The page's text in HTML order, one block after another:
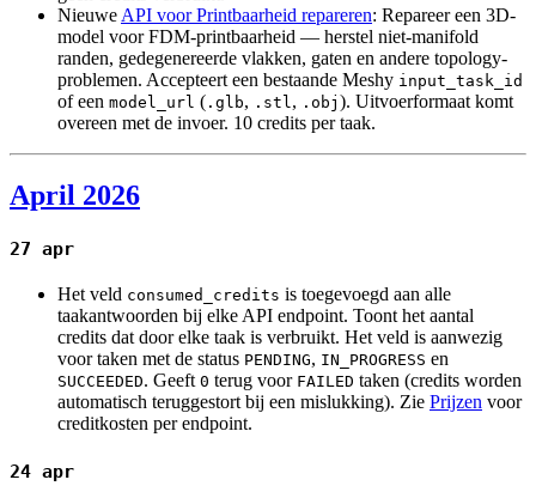
Nieuwe API voor Printbaarheid repareren: Repareer een 3D-
model voor FDM-printbaarheid — herstel niet-manifold
randen, gedegenereerde vlakken, gaten en andere topology-
problemen. Accepteert een bestaande Meshy input_task_id
of een model_url ( .glb, .stl , .obj ). Uitvoerformaat komt
overeen met de invoer. 10 credits per taak.
April 2026
27 apr
Het veld consumed_credits is toegevoegd aan alle
taakantwoorden bij elke API endpoint. Toont het aantal
credits dat door elke taak is verbruikt. Het veld is aanwezig
voor taken met de status PENDING, IN_PROGRESS en
SUCCEEDED. Geeft 0 terug voor FAILED taken (credits worden
automatisch teruggestort bij een mislukking). Zie Prijzen voor
creditkosten per endpoint.
24 apr